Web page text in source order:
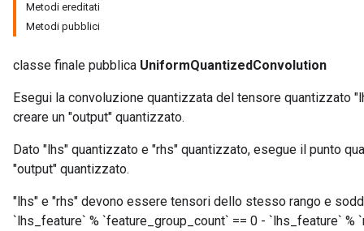
Metodi ereditati
Metodi pubblici
classe finale pubblica UniformQuantizedConvolution
Esegui la convoluzione quantizzata del tensore quantizzato
creare un "output" quantizzato.
Dato "lhs" quantizzato e "rhs" quantizzato, esegue il punto
"output" quantizzato.
"lhs" e "rhs" devono essere tensori dello stesso rango e
`lhs_feature` % `feature_group_count` == 0 - `lhs_feature`